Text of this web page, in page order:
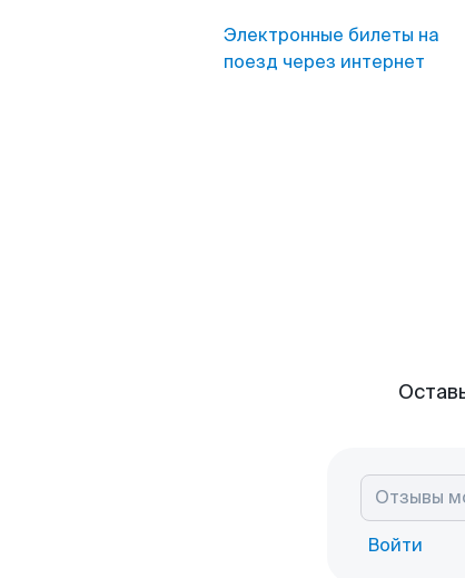
Электронные билеты на
поезд через интернет
Войти